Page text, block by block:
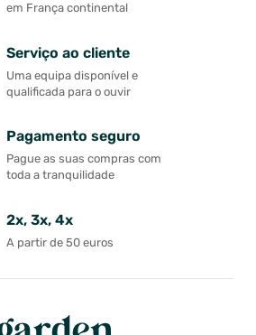
em França continental
Serviço ao cliente
Uma equipa disponível e
qualificada para o ouvir
Pagamento seguro
Pague as suas compras com
toda a tranquilidade
2x, 3x, 4x
A partir de 50 euros